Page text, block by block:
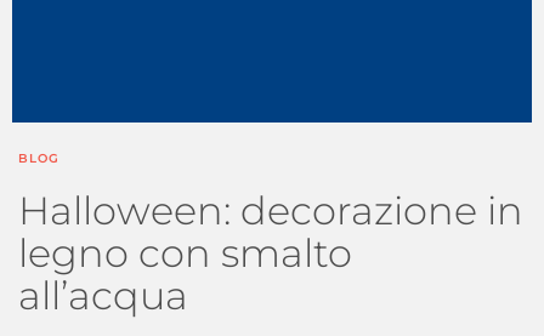
BLOG
Halloween: decorazione in
legno con smalto
all’acqua